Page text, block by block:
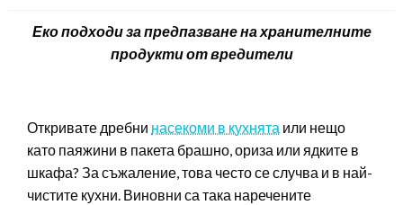
Еко подходи за предпазване на хранителните
продукти от вредители
Откривате дребни насекоми в кухнята или нещо
като паяжини в пакета брашно, ориза или ядките в
шкафа? За съжаление, това често се случва и в най-
чистите кухни. Виновни са така наречените